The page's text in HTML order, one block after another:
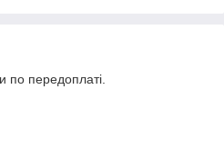
по передоплаті.